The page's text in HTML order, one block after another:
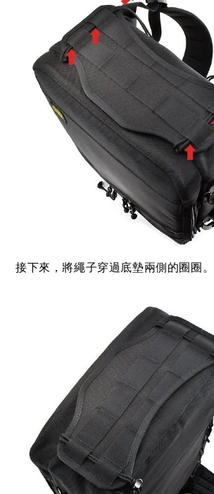
接下來，將繩子穿過底墊兩側的圈圈。